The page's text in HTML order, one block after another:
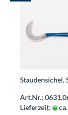
Staudensichel,
Art.Nr.:
Lieferzeit: